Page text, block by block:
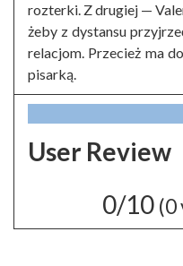
rozterki. Z drugiej —
żeby z dystansu
relacjom. Przecież ma
pisarką.
User Review
0/10 (0